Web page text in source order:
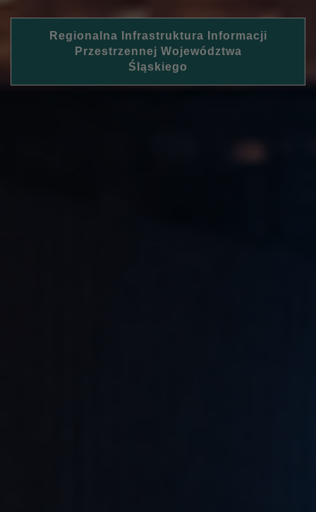
Regionalna Infrastruktura Informacji
Przestrzennej Województwa
Śląskiego